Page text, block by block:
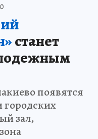
станет
появятся
городских
зал,